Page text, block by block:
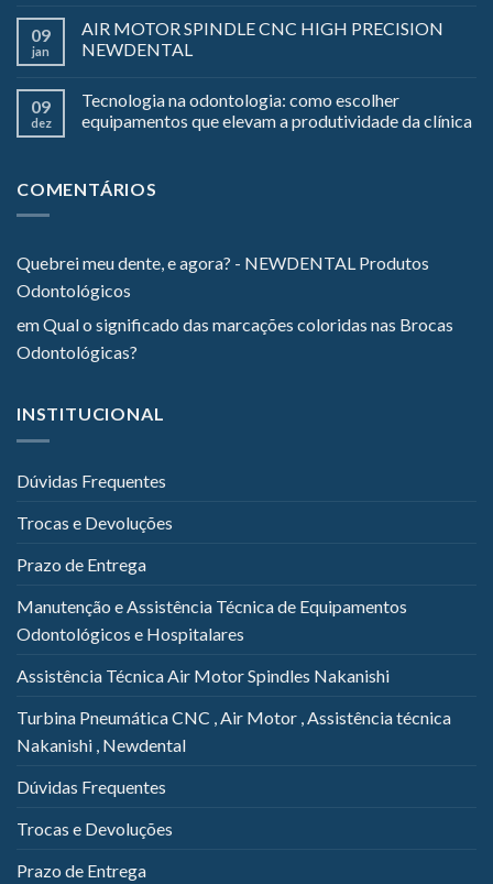
09
jan
AIR MOTOR SPINDLE CNC HIGH PRECISION
NEWDENTAL
09
dez
Tecnologia na odontologia: como escolher
equipamentos que elevam a produtividade da clínica
COMENTÁRIOS
Quebrei meu dente, e agora? - NEWDENTAL Produtos
Odontológicos
emQual o significado das marcações coloridas nas Brocas
Odontológicas?
INSTITUCIONAL
Dúvidas Frequentes
Trocas e Devoluções
Prazo de Entrega
Manutenção e Assistência Técnica de Equipamentos
Odontológicos e Hospitalares
Assistência Técnica Air Motor Spindles Nakanishi
Turbina Pneumática CNC , Air Motor , Assistência técnica
Nakanishi , Newdental
Dúvidas Frequentes
Trocas e Devoluções
Prazo de Entrega